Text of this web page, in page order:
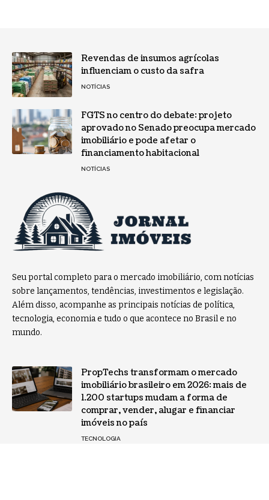
Revendas de insumos agrícolas
influenciam o custo da safra
NOTÍCIAS
FGTS no centro do debate: projeto
aprovado no Senado preocupa mercado
imobiliário e pode afetar o
financiamento habitacional
NOTÍCIAS
Seu portal completo para o mercado imobiliário, com notícias
sobre lançamentos, tendências, investimentos e legislação.
Além disso, acompanhe as principais notícias de política,
tecnologia, economia e tudo o que acontece no Brasil e no
mundo.
PropTechs transformam o mercado
imobiliário brasileiro em 2026: mais de
1.200 startups mudam a forma de
comprar, vender, alugar e financiar
imóveis no país
TECNOLOGIA